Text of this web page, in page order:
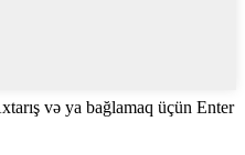
və ya bağlamaq üçün Enter